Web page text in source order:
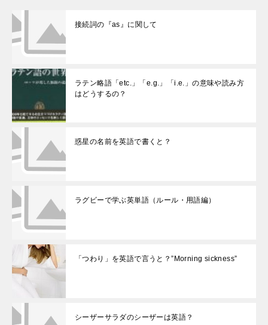
接続詞の『as』に関して
ラテン略語「etc.」「e.g.」「i.e.」の意味や読み方
はどうするの？
惑星の名前を英語で書くと？
ラグビーで学ぶ英単語（ルール・用語編）
「つわり」を英語で言うと？”Morning sickness”
シーザーサラダのシーザーは英語？